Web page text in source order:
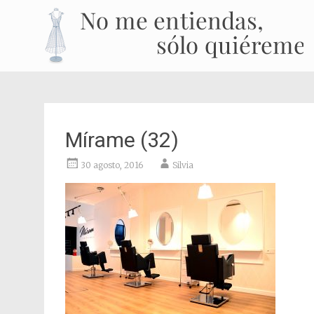
Mírame (32)
30 agosto, 2016 Silvia